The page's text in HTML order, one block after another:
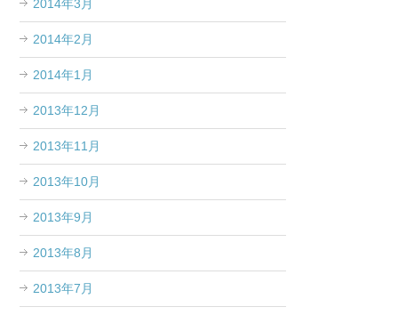
2014年3月
2014年2月
2014年1月
2013年12月
2013年11月
2013年10月
2013年9月
2013年8月
2013年7月